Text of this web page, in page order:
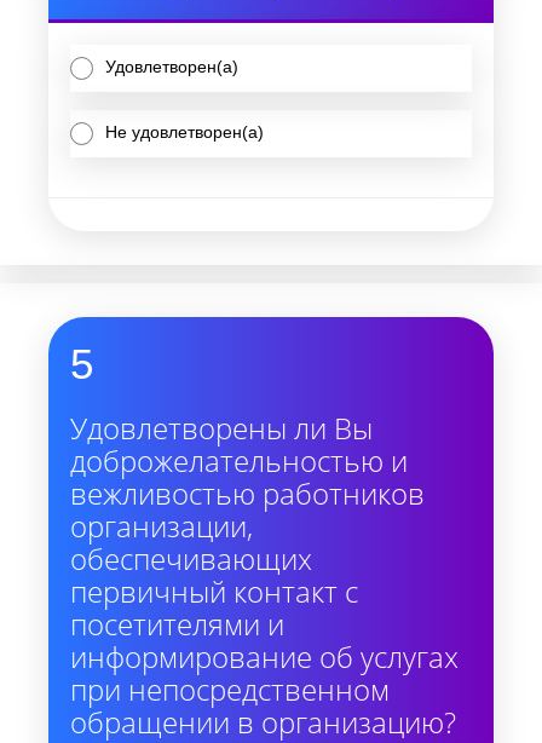
Удовлетворен(а)
Не удовлетворен(а)
5
Удовлетворены ли Вы
доброжелательностью и
вежливостью работников
организации,
обеспечивающих
первичный контакт с
посетителями и
информирование об услугах
при непосредственном
обращении в организацию?